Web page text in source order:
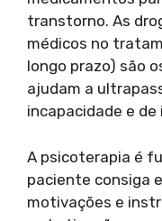
transtorno. As
médicos no
longo prazo) são
ajudam a
incapacidade e
A psicoterapia é
paciente consiga
motivações e